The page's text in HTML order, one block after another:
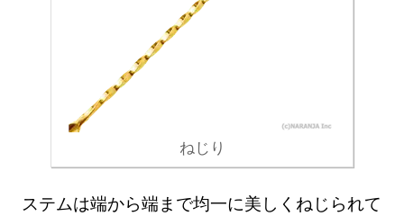
ねじり
ステムは端から端まで均一に美しくねじられて